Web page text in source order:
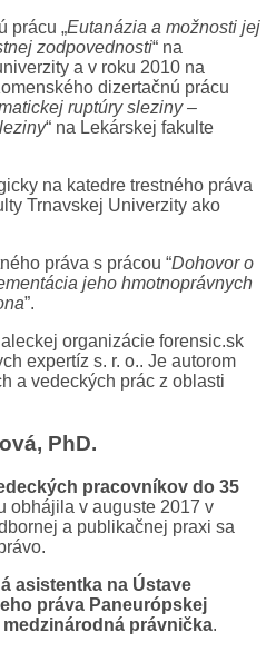
prácu „Eutanázia a možnosti jej
zodpovednosti“ na
a v roku 2010 na
dizertačnú prácu
ruptúry sleziny –
“ na Lekárskej fakulte
na katedre trestného práva
Trnavskej Univerzity ako
práva s prácou “Dohovor o
jeho hmotnoprávnych
”.
organizácie forensic.sk
expertíz s. r. o.. Je autorom
a vedeckých prác z oblasti
PhD.
pracovníkov do 35
obhájila v auguste 2017 v
a publikačnej praxi sa
asistentka na Ústave
práva Paneurópskej
medzinárodná právnička.